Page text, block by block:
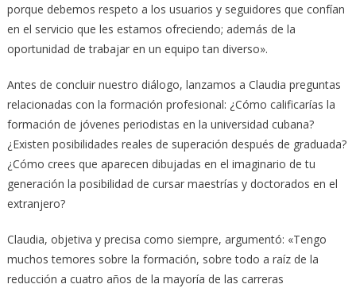
porque debemos respeto a los usuarios y seguidores que confían
en el servicio que les estamos ofreciendo; además de la
oportunidad de trabajar en un equipo tan diverso».
Antes de concluir nuestro diálogo, lanzamos a Claudia preguntas
relacionadas con la formación profesional: ¿Cómo calificarías la
formación de jóvenes periodistas en la universidad cubana?
¿Existen posibilidades reales de superación después de graduada?
¿Cómo crees que aparecen dibujadas en el imaginario de tu
generación la posibilidad de cursar maestrías y doctorados en el
extranjero?
Claudia, objetiva y precisa como siempre, argumentó: «Tengo
muchos temores sobre la formación, sobre todo a raíz de la
reducción a cuatro años de la mayoría de las carreras